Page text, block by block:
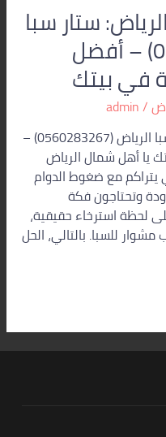
ستار سبا
الرياض (0560283267) – أفضل
في بيتك
/
admin
مساج منزلي شمال الرياض: ستار سبا الرياض (0560283267) –
يا أهل شمال الرياض
يتراكم مع ضغوط الدوام
وتحتاجون فكة
لحظة استرخاء حقيقية،
للسبا. بالتالي، الحل